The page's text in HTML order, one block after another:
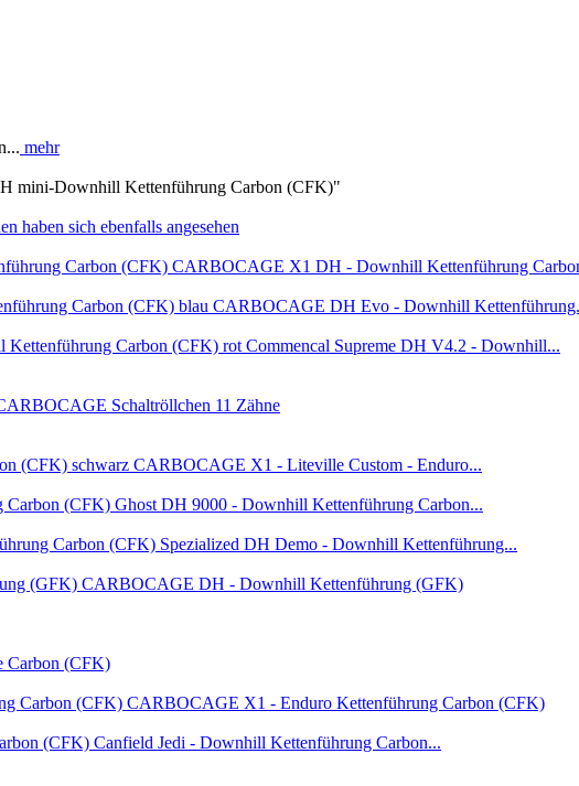
mehr
mini-Downhill Kettenführung Carbon (CFK)"
haben sich ebenfalls angesehen
CARBOCAGE X1 DH - Downhill Kettenführung
CARBOCAGE DH Evo - Downhill
Commencal Supreme DH V4.2 - Downhill...
Schaltröllchen 11 Zähne
CARBOCAGE X1 - Liteville Custom - Enduro...
Ghost DH 9000 - Downhill Kettenführung Carbon...
Spezialized DH Demo - Downhill Kettenführung...
CARBOCAGE DH - Downhill Kettenführung (GFK)
Carbon (CFK)
CARBOCAGE X1 - Enduro Kettenführung Carbon (CFK)
Canfield Jedi - Downhill Kettenführung Carbon...